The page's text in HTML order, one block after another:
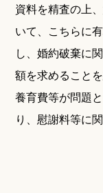
資料を精査の上
いて、こちらに
し、婚約破棄に
額を求めること
養育費等が問題
り、慰謝料等に